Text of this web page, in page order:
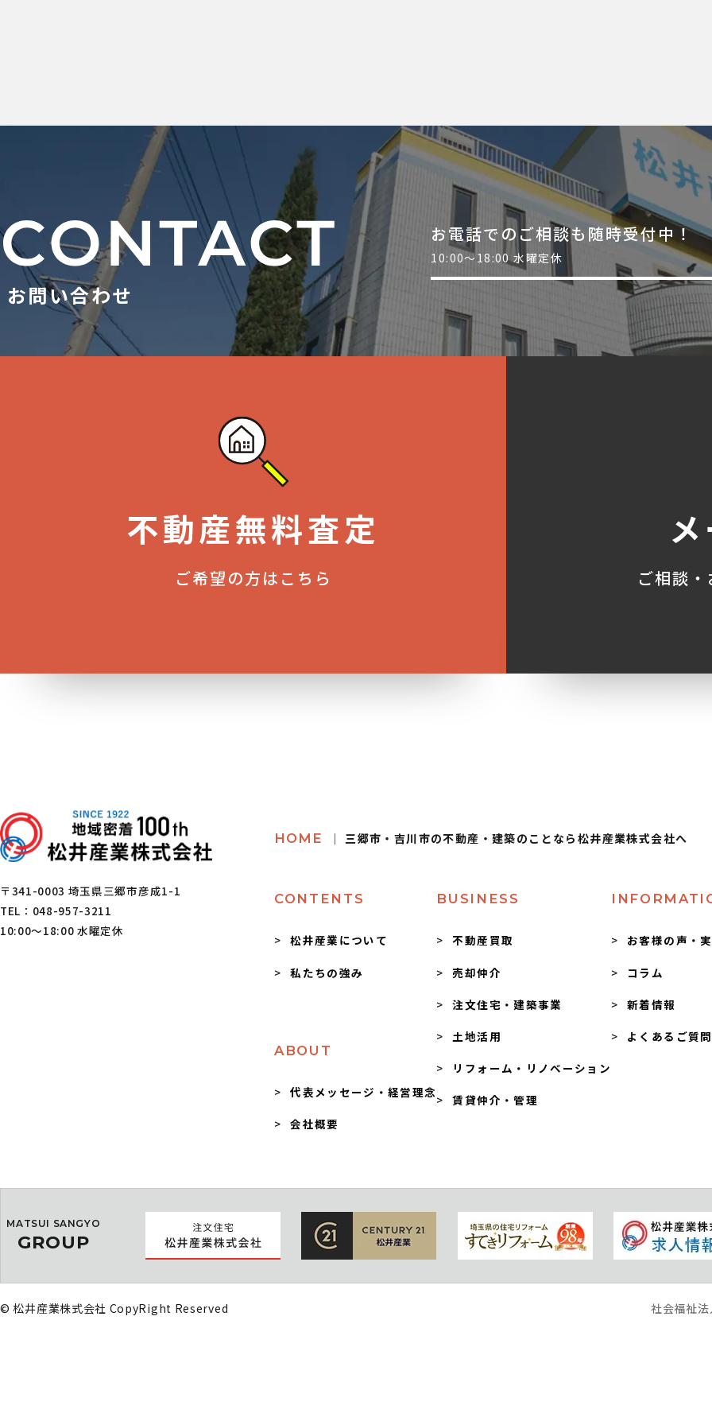
お問い合わせ
お電話でのご相談も随時受付中！
10:00～18:00 水曜定休
不動産無料査定
ご希望の方はこちら ご相談
〒341-0003 埼玉県三郷市彦成1-1
TEL：048-957-3211
10:00～18:00 水曜定休
HOME │ 三郷市・吉川市の不動産・建築のことなら松井産業株式会社へ
CONTENTS
松井産業について
私たちの強み
ABOUT
代表メッセージ・経営理念
会社概要
BUSINESS
不動産買取
売却仲介
注文住宅・建築事業
土地活用
リフォーム・リノベーション
賃貸仲介・管理
お客様の声・
コラム
新着情報
よくあるご質問
MATSUI SANGYO
GROUP
© 松井産業株式会社 CopyRight Reserved 社会福祉